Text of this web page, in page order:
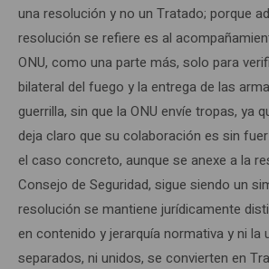
una resolución y no un Tratado; porque
resolución se refiere es al
ONU, como una parte más, solo para
bilateral del fuego y la entrega de las
guerrilla, sin que la ONU envíe tropas, ya
deja claro que su colaboración es sin
el caso concreto, aunque se anexe a la
Consejo de Seguridad, sigue siendo un
resolución se mantiene jurídicamente
en contenido y jerarquía normativa y ni la
separados, ni unidos, se convierten en